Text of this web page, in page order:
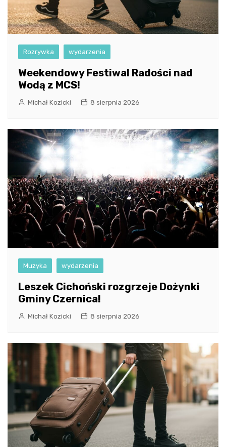
Rozrywka wydarzenia
Weekendowy Festiwal Radości nad
Wodą z MCS!
Michał Kozicki 8 sierpnia 2026
Muzyka wydarzenia
Leszek Cichoński rozgrzeje Dożynki
Gminy Czernica!
Michał Kozicki 8 sierpnia 2026